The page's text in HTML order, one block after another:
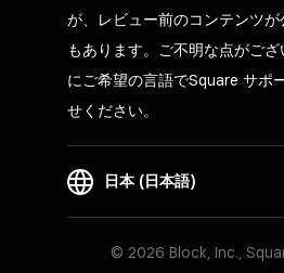
が、レビュー前のコンテンツ
もあります。ご不明な点がご
にご希望の言語でSquare サポ
せください。
日本 (日本語)
© 2026 Block, Inc.,